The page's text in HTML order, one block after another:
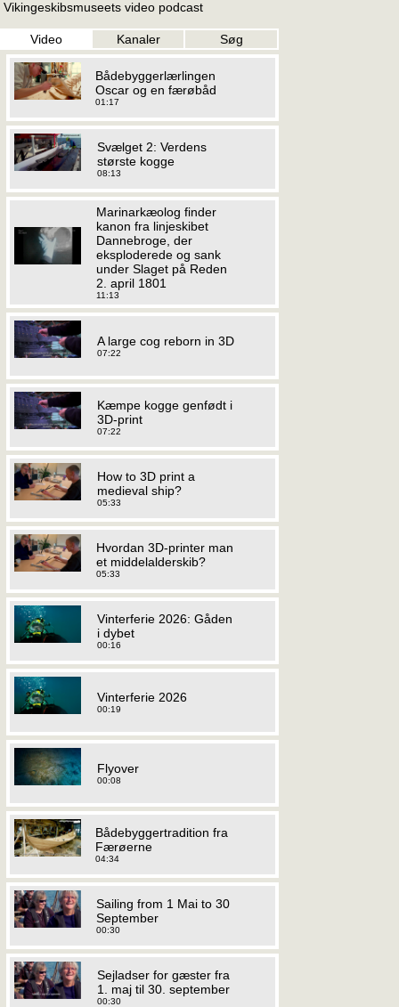
Vikingeskibsmuseets video podcast
Video Kanaler Søg
Bådebyggerlærlingen
Oscar og en færøbåd
01:17
Svælget 2: Verdens
største kogge
08:13
Marinarkæolog finder
kanon fra linjeskibet
Dannebroge, der
eksploderede og sank
under Slaget på Reden
2. april 1801
11:13
A large cog reborn in 3D
07:22
Kæmpe kogge genfødt i
3D-print
07:22
How to 3D print a
medieval ship?
05:33
Hvordan 3D-printer man
et middelalderskib?
05:33
Vinterferie 2026: Gåden
i dybet
00:16
Vinterferie 2026
00:19
Flyover
00:08
Bådebyggertradition fra
Færøerne
04:34
Sailing from 1 Mai to 30
September
00:30
Sejladser for gæster fra
1. maj til 30. september
00:30